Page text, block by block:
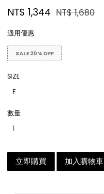
NT$ 1,344 NT$ 1,680
適用優惠
SALE 20% OFF
SIZE
數量
立即購買 加入購物車